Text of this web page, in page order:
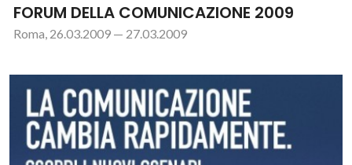
FORUM DELLA COMUNICAZIONE 2009
Roma, 26.03.2009 — 27.03.2009